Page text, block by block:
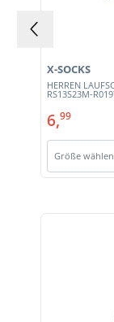
HERREN
RS13S23M-
X-SOCKS
6,99
Größe